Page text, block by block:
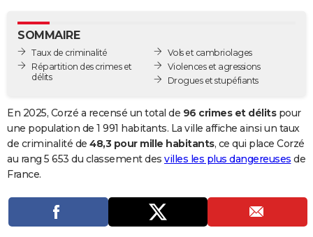
GUIDES D'ACHAT
BONS PLANS
Carte de Noël
Carte Bonne année
Carte Saint-Valentin
Carte Pâques
Carte d'anniversaire
DICTIONNAIRE
Dictionnaire
Biographies
Citations
Expressions
Proverbes
PROGRAMME TV
Se connecter
Entreprises
Service militaire
Avis de recherche
AVIS DE DÉCÈS
SOMMAIRE
Taux de criminalité
Répartition des crimes et
délits
Vols et cambriolages
Violences et agressions
Drogues et stupéfiants
En 2025, Corzé a recensé un total de 96 crimes et délitspour
une population de 1 991 habitants. La ville affiche ainsi un taux
de criminalité de 48,3 pour mille habitants, ce qui place Corzé
au rang 5 653 du classement des villes les plus dangereuses de
France.